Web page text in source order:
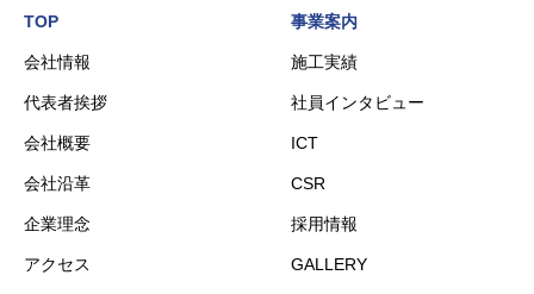
TOP
会社情報
代表者挨拶
会社概要
会社沿革
企業理念
アクセス
事業案内
施工実績
社員インタビュー
ICT
CSR
採用情報
GALLERY